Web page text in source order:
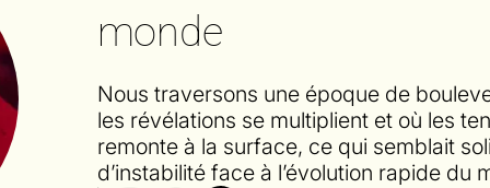
monde
Nous traversons une époque de
les révélations se multiplient et où les
remonte à la surface, ce qui semblait
d’instabilité face à l’évolution rapide du